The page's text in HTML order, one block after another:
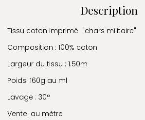
Description
Tissu coton imprimé "chars militaire"
Composition : 100% coton
Largeur du tissu : 1.50m
Poids: 160g au ml
Lavage : 30°
Vente: au mètre